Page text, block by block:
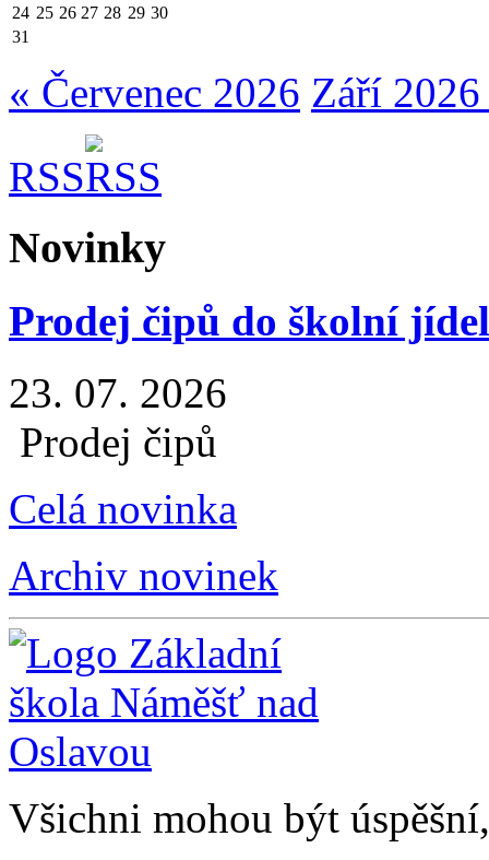
24 25 26 27 28 29 30
31
« Červenec 2026 Září
RSS
Novinky
Prodej čipů do školní
23. 07. 2026
Prodej čipů
Celá novinka
Archiv novinek
Všichni mohou být